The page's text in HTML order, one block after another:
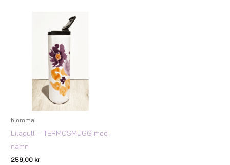
blomma
Lilagull – TERMOSMUGG med
namn
259,00 kr